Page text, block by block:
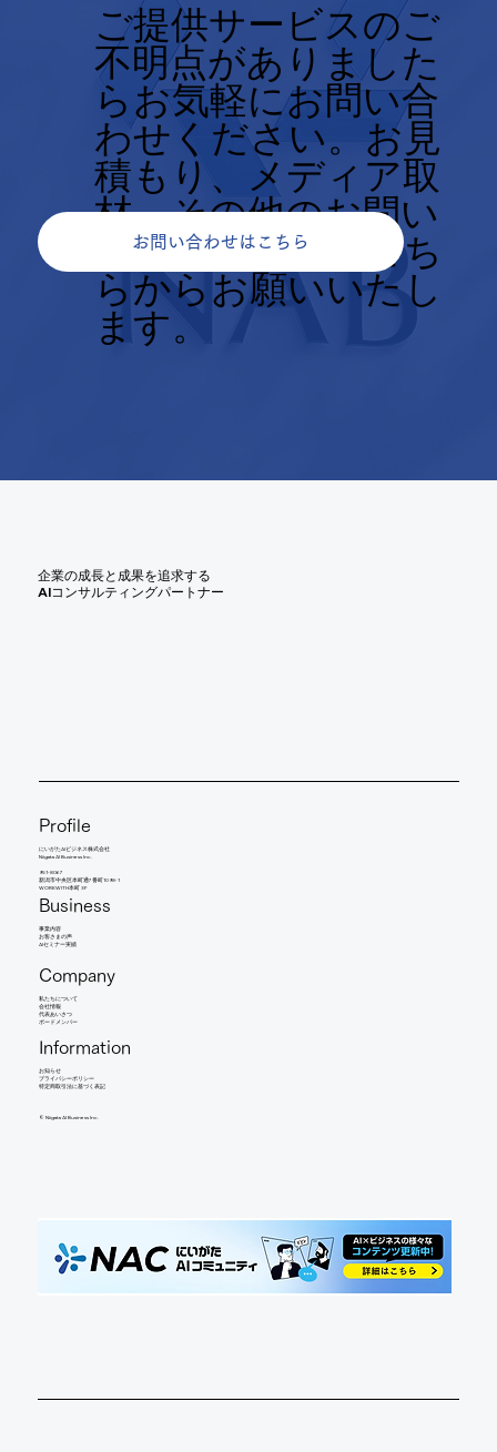
ご提供サービスのご
不明点がありました
らお気軽にお問い合
わせください。お見
積もり、メディア取
材、その他のお問い
合せについてもこち
らからお願いいたし
ます。
お問い合わせはこちら
企業の成長と成果を追求する
AIコンサルティングパートナー
Profile
にいがたAIビジネス株式会社
Niigata AI Business Inc.
951-8067
新潟市中央区本町通7番町1098-1
WORKWITH本町 3F
Business
事業内容
​お客さまの声
AIセミナー実績
Company
​私たちについて
会社情報
​代表あいさつ
​ボードメンバー
Information
お知らせ​
​プライバシーポリシー
特定商取引法に基づく表記
©︎ Niigata AI Business Inc.